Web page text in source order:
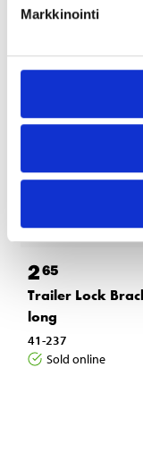
Markkinointi
Other
265
Trailer Lock
long
41-237
Sold online